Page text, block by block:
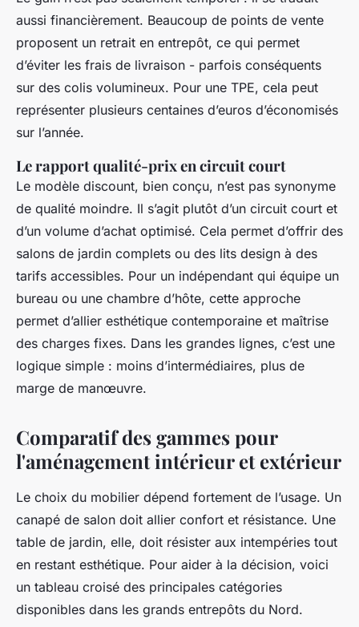
aussi financièrement. Beaucoup de points de vente
proposent un retrait en entrepôt, ce qui permet
d’éviter les frais de livraison - parfois conséquents
sur des colis volumineux. Pour une TPE, cela peut
représenter plusieurs centaines d’euros d’économisés
sur l’année.
Le rapport qualité-prix en circuit court
Le modèle discount, bien conçu, n’est pas synonyme
de qualité moindre. Il s’agit plutôt d’un circuit court et
d’un volume d’achat optimisé. Cela permet d’offrir des
salons de jardin complets ou des lits design à des
tarifs accessibles. Pour un indépendant qui équipe un
bureau ou une chambre d’hôte, cette approche
permet d’allier esthétique contemporaine et maîtrise
des charges fixes. Dans les grandes lignes, c’est une
logique simple : moins d’intermédiaires, plus de
marge de manœuvre.
Comparatif des gammes pour
l'aménagement intérieur et extérieur
Le choix du mobilier dépend fortement de l’usage. Un
canapé de salon doit allier confort et résistance. Une
table de jardin, elle, doit résister aux intempéries tout
en restant esthétique. Pour aider à la décision, voici
un tableau croisé des principales catégories
disponibles dans les grands entrepôts du Nord.